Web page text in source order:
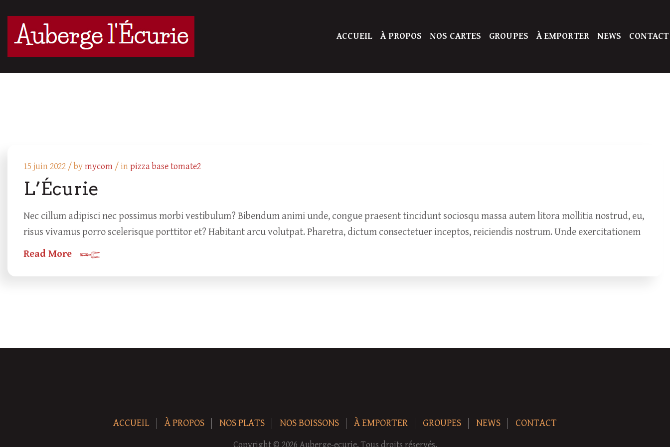
ACCUEIL À PROPOS NOS CARTES GROUPES À EMPORTER NEWS CONTACT
15 juin 2022 /bymycom / inpizza base tomate2
L’Écurie
Nec cillum adipisci nec possimus morbi vestibulum? Bibendum animi unde, congue praesent tincidunt sociosqu massa autem litora mollitia nostrud, eu,
risus vivamus porro scelerisque porttitor et? Habitant arcu volutpat. Pharetra, dictum consectetuer inceptos, reiciendis nostrum. Unde exercitationem
Read More
ACCUEIL À PROPOS NOS PLATS NOS BOISSONS À EMPORTER GROUPES NEWS CONTACT
Copyright © 2026 Auberge-ecurie. Tous droits réservés.